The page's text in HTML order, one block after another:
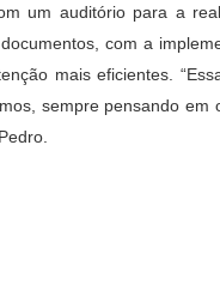
um auditório para a
com a
mais eficientes.
sempre pensando